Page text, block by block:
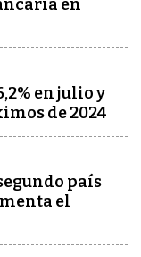
en
en julio y
de 2024
país
el